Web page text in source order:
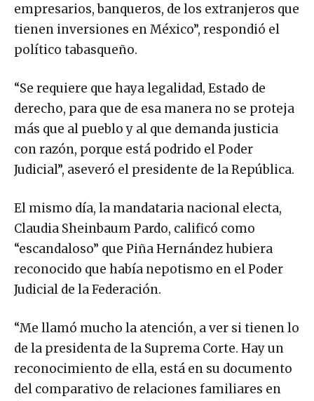
empresarios, banqueros, de los extranjeros que
tienen inversiones en México”, respondió el
político tabasqueño.
“Se requiere que haya legalidad, Estado de
derecho, para que de esa manera no se proteja
más que al pueblo y al que demanda justicia
con razón, porque está podrido el Poder
Judicial”, aseveró el presidente de la República.
El mismo día, la mandataria nacional electa,
Claudia Sheinbaum Pardo, calificó como
“escandaloso” que Piña Hernández hubiera
reconocido que había nepotismo en el Poder
Judicial de la Federación.
“Me llamó mucho la atención, a ver si tienen lo
de la presidenta de la Suprema Corte. Hay un
reconocimiento de ella, está en su documento
del comparativo de relaciones familiares en